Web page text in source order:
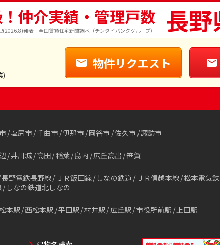
仲介実績・管理戸数
発表 全国賃貸住宅新聞調べ（チンタイバンクグループ） 長
)
物件リクエスト
塩尻市 千曲市 伊那市 岡谷市 佐久市 諏訪市
井川城 高田 稲葉 島内 広丘高出 笹賀
長野電鉄長野線 ＪＲ飯田線 しなの鉄道 ＪＲ信越本線 松本電気
しなの鉄道北しなの
本駅 西松本駅 平田駅 村井駅 広丘駅 市役所前駅 上田駅